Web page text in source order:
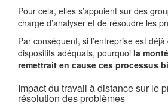
Pour cela, elles s’appuient sur des
charge d’analyser et de résoudre les
Par conséquent, si l’entreprise est
dispositifs adéquats, pourquoi la
remettrait en cause ces processus
Impact du travail à distance sur le
résolution des problèmes